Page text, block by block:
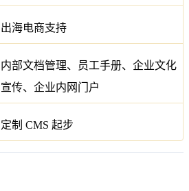
出海电商支持
内部文档管理、员工手册、企业文化
宣传、企业内网门户
定制 CMS 起步